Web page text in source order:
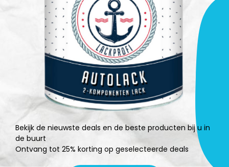
Bekijk de nieuwste deals en de beste producten bij u in
de buurt
Ontvang tot 25% korting op geselecteerde deals